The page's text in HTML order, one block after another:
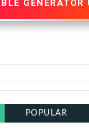
GENERATOR
POPULAR